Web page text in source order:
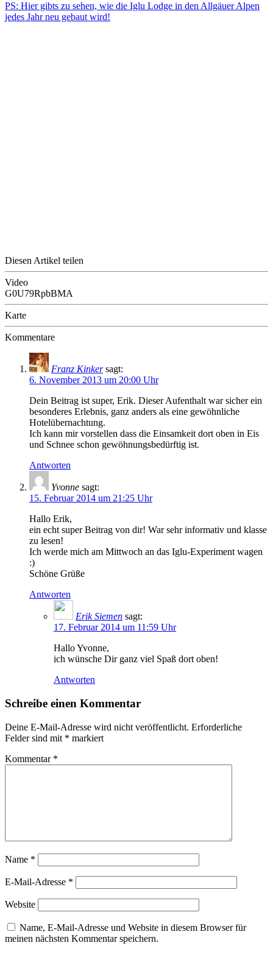
PS: Hier gibts zu sehen, wie die Iglu Lodge in den Allgäuer Alpen
jedes Jahr neu gebaut wird!
Diesen Artikel teilen
Video
G0U79RpbBMA
Karte
Kommentare
Franz Kinker sagt:
6. November 2013 um 20:00 Uhr
Dein Beitrag ist super, Erik. Dieser Aufenthalt war sicher ein
besonderes Erlebnis, ganz anders als eine gewöhnliche
Hotelübernachtung.
Ich kann mir vorstellen dass die Einsamkeit dort oben in Eis
und Schnee schon gewöhnungsbedürftig ist.
Antworten
Yvonne sagt:
15. Februar 2014 um 21:25 Uhr
Hallo Erik,
ein echt super Beitrag von dir! War sehr informativ und klasse
zu lesen!
Ich werde mich am Mittwoch an das Iglu-Experiment wagen
:)
Schöne Grüße
Antworten
Erik Siemen sagt:
17. Februar 2014 um 11:59 Uhr
Hallo Yvonne,
ich wünsche Dir ganz viel Spaß dort oben!
Antworten
Schreibe einen Kommentar
Deine E-Mail-Adresse wird nicht veröffentlicht. Erforderliche
Felder sind mit * markiert
Kommentar *
Name *
E-Mail-Adresse *
Website
Name, E-Mail-Adresse und Website in diesem Browser für
meinen nächsten Kommentar speichern.